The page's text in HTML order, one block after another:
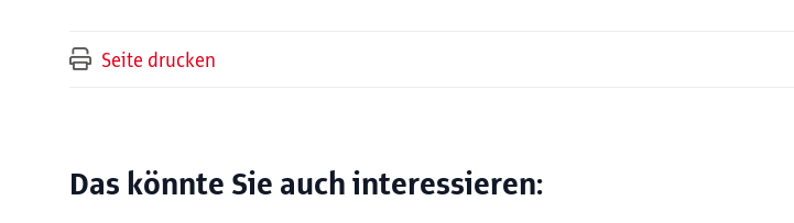
Seite drucken
Das könnte Sie auch interessieren: